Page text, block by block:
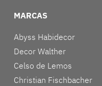
MARCAS
Abyss Habidecor
Decor Walther
Celso de Lemos
Christian Fischbacher